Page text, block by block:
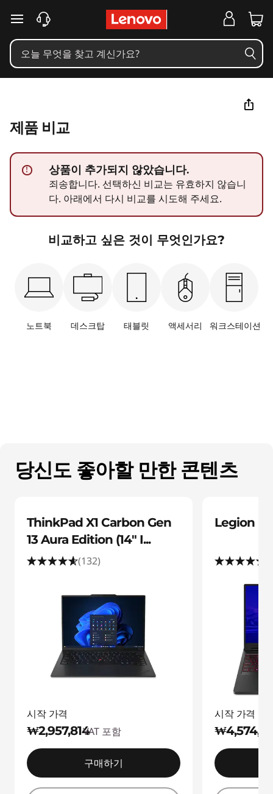
C
o
m
a
e
주요 콘텐츠로 건너뛰기
제품 비교
! 상품이 추가되지 않았습니다.
죄송합니다. 선택하신 비교는 유효하지 않습니
다. 아래에서 다시 비교를 시도해 주세요.
비교하고 싶은 것이 무엇인가요?
노트북 데스크탑 태블릿 액세서리 워크스테이션
당신도 좋아할 만한 콘텐츠
ThinkPad X1 Carbon Gen
13 Aura Edition (14ʺ I...
(132)
시작 가격
₩2,957,814VAT 포함
구매하기
Legion
시작 가격